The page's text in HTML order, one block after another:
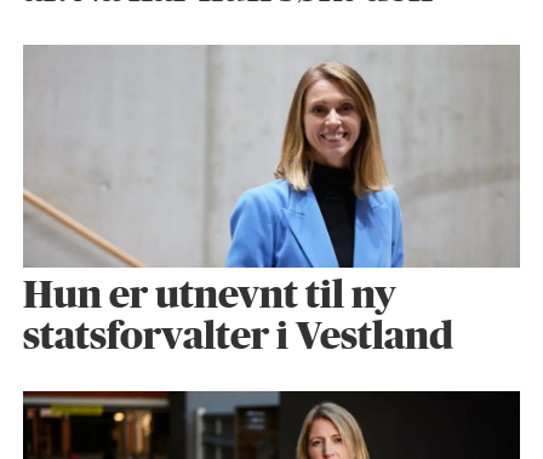
Hun er utnevnt til ny
statsforvalter i Vestland